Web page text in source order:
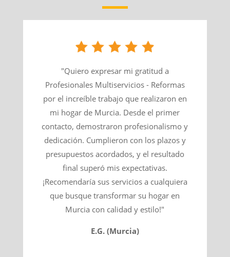
"Quiero expresar mi gratitud a
Profesionales Multiservicios - Reformas
por el increíble trabajo que realizaron en
mi hogar de Murcia. Desde el primer
contacto, demostraron profesionalismo y
dedicación. Cumplieron con los plazos y
presupuestos acordados, y el resultado
final superó mis expectativas.
¡Recomendaría sus servicios a cualquiera
que busque transformar su hogar en
Murcia con calidad y estilo!"
E.G. (Murcia)